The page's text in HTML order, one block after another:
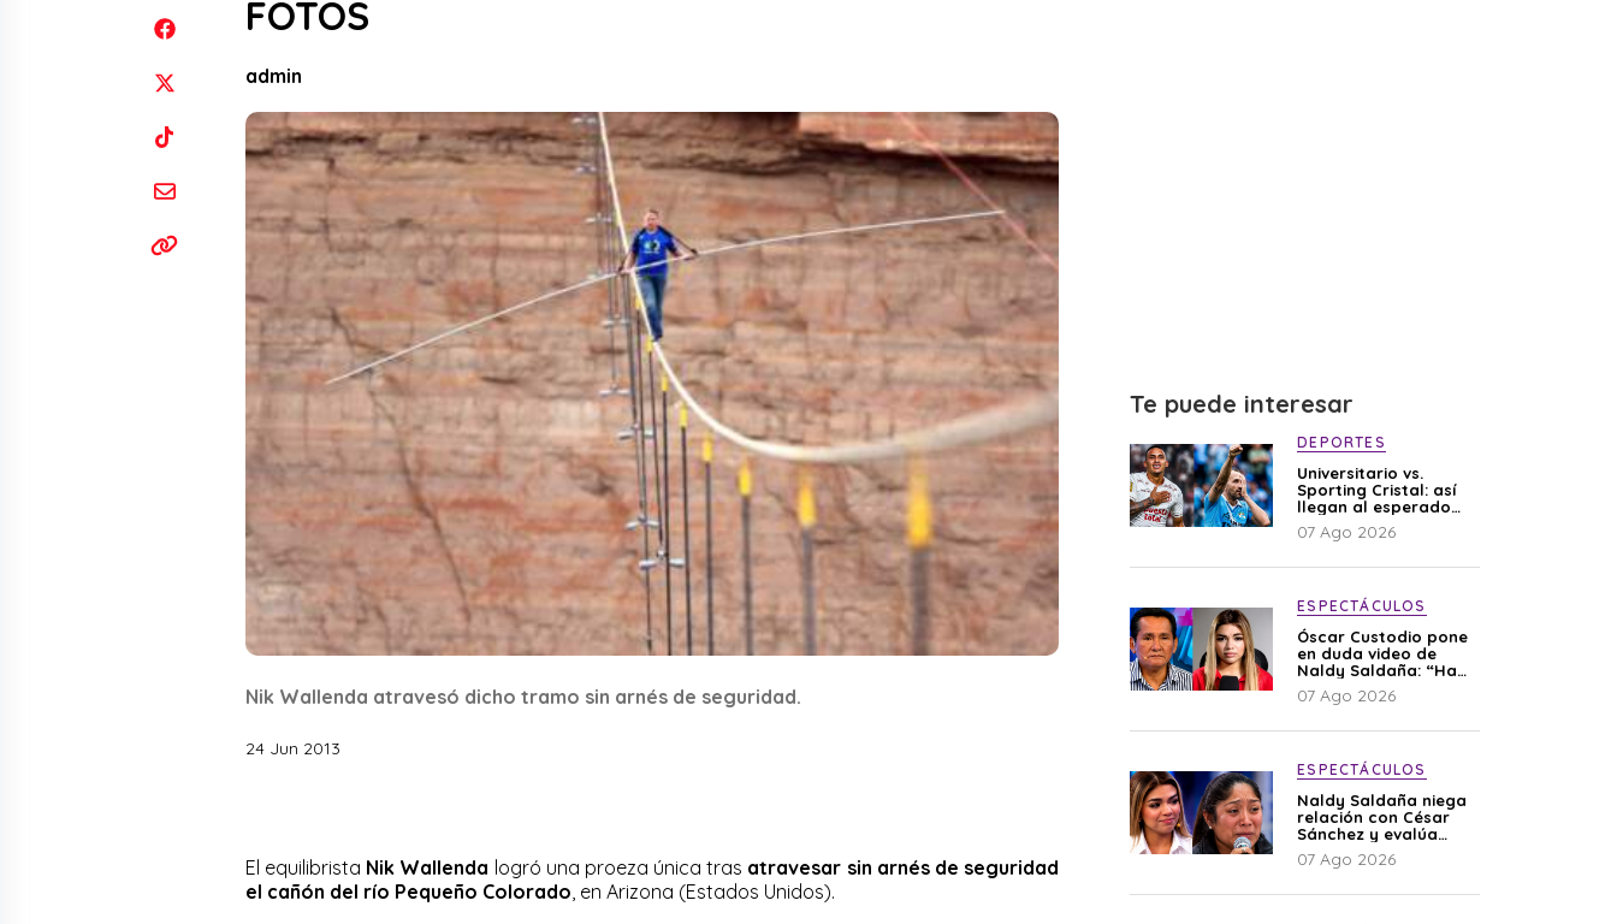
FOTOS
admin
Nik Wallenda atravesó dicho tramo sin arnés de seguridad.
24 Jun 2013
El equilibrista Nik Wallenda logró una proeza única tras atravesar sin arnés de seguridad
el cañón del río Pequeño Colorado , en Arizona (Estados Unidos).
Te puede interesar
DEPORTES
Universitario vs.
Sporting Cristal: así
llegan al esperado
duelo
07 Ago 2026
ESPECTÁCULOS
Óscar Custodio pone
en duda video de
Naldy Saldaña: “Hay
cosas que de repente
se han editado”
07 Ago 2026
ESPECTÁCULOS
Naldy Saldaña niega
relación con César
Sánchez y evalúa
denunciar a su
esposa: “Es una
07 Ago 2026